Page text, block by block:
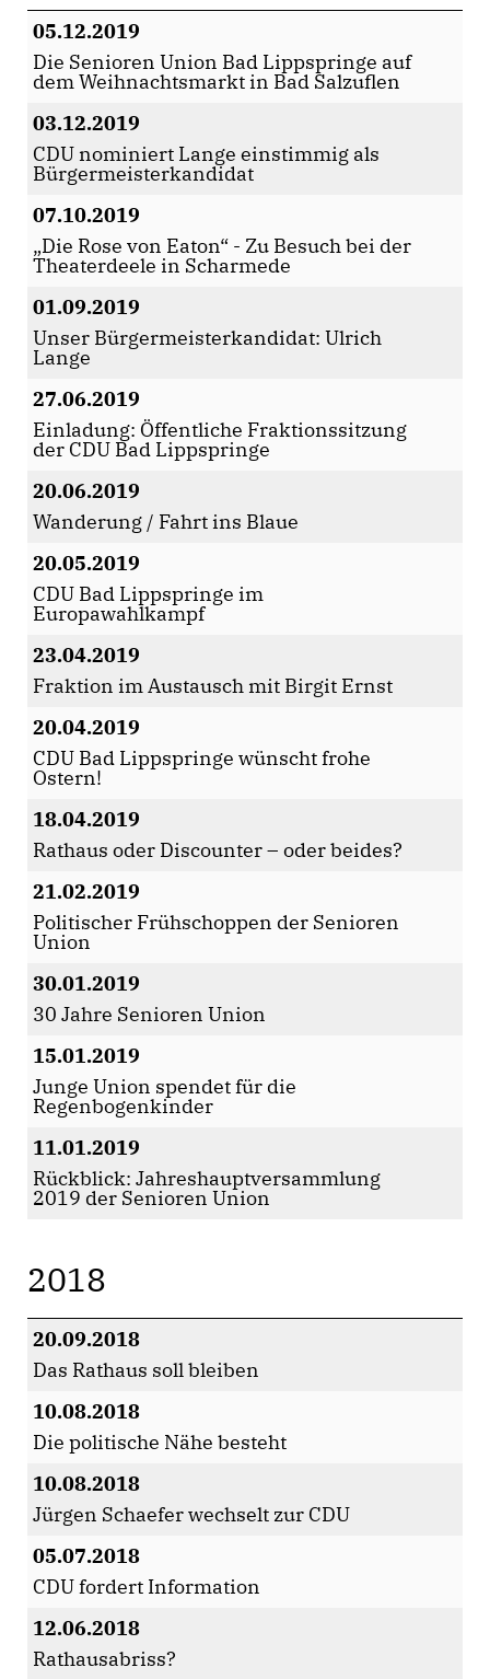
05.12.2019
Die Senioren Union Bad Lippspringe auf
dem Weihnachtsmarkt in Bad Salzuflen
03.12.2019
CDU nominiert Lange einstimmig als
Bürgermeisterkandidat
07.10.2019
Die Rose von Eaton“ - Zu Besuch bei der
Theaterdeele in Scharmede
01.09.2019
Unser Bürgermeisterkandidat: Ulrich
Lange
27.06.2019
Einladung: Öffentliche Fraktionssitzung
der CDU Bad Lippspringe
20.06.2019
Wanderung / Fahrt ins Blaue
20.05.2019
CDU Bad Lippspringe im
Europawahlkampf
23.04.2019
Fraktion im Austausch mit Birgit Ernst
20.04.2019
CDU Bad Lippspringe wünscht frohe
Ostern!
18.04.2019
Rathaus oder Discounter – oder beides?
21.02.2019
Politischer Frühschoppen der Senioren
Union
30.01.2019
30 Jahre Senioren Union
15.01.2019
Junge Union spendet für die
Regenbogenkinder
11.01.2019
Rückblick: Jahreshauptversammlung
2019 der Senioren Union
2018
20.09.2018
Das Rathaus soll bleiben
10.08.2018
Die politische Nähe besteht
10.08.2018
Jürgen Schaefer wechselt zur CDU
05.07.2018
CDU fordert Information
12.06.2018
Rathausabriss?